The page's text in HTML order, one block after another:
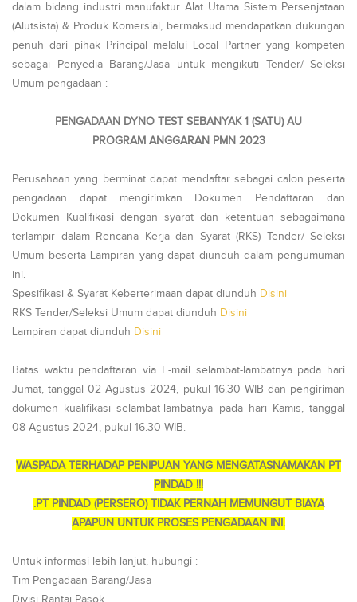
dalam bidang industri manufaktur Alat Utama Sistem Persenjataan
(Alutsista) & Produk Komersial, bermaksud mendapatkan dukungan
penuh dari pihak Principal melalui Local Partner yang kompeten
sebagai Penyedia Barang/Jasa untuk mengikuti Tender/ Seleksi
Umum pengadaan :
PENGADAAN DYNO TEST SEBANYAK 1 (SATU) AU
PROGRAM ANGGARAN PMN 2023
Perusahaan yang berminat dapat mendaftar sebagai calon peserta
pengadaan dapat mengirimkan Dokumen Pendaftaran dan
Dokumen Kualifikasi dengan syarat dan ketentuan sebagaimana
terlampir dalam Rencana Kerja dan Syarat (RKS) Tender/ Seleksi
Umum beserta Lampiran yang dapat diunduh dalam pengumuman
ini.
Spesifikasi & Syarat Keberterimaan dapat diunduh Disini
RKS Tender/Seleksi Umum dapat diunduh Disini
Lampiran dapat diunduh Disini
Batas waktu pendaftaran via E-mail selambat-lambatnya pada hari
Jumat, tanggal 02 Agustus 2024, pukul 16.30 WIB dan pengiriman
dokumen kualifikasi selambat-lambatnya pada hari Kamis, tanggal
08 Agustus 2024, pukul 16.30 WIB.
WASPADA TERHADAP PENIPUAN YANG MENGATASNAMAKAN PT
PINDAD !!!
.PT PINDAD (PERSERO) TIDAK PERNAH MEMUNGUT BIAYA
APAPUN UNTUK PROSES PENGADAAN INI.
Untuk informasi lebih lanjut, hubungi :
Tim Pengadaan Barang/Jasa